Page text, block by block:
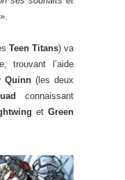
».
Teen Titans) va
trouvant l’aide
Quinn(les deux
connaissant
etGreen